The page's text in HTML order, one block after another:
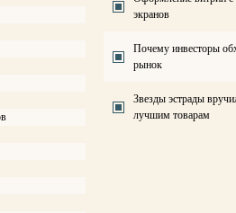
экранов
Почему инвесторы
рынок
Звезды эстрады
лучшим товарам